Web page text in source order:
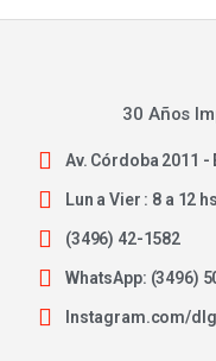
30 Años
Av. Córdoba 2011 -
Lun a Vier : 8 a 12
(3496) 42-1582
WhatsApp: (3496)
Instagram.com/